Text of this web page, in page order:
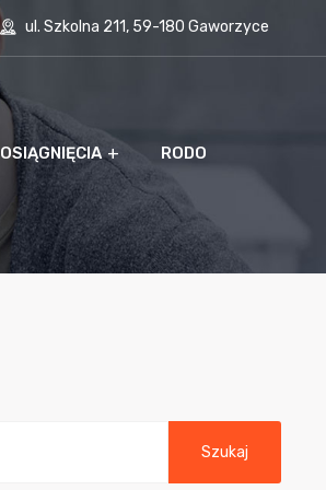
ul. Szkolna 211, 59-180 Gaworzyce
OSIĄGNIĘCIA RODO
Szukaj